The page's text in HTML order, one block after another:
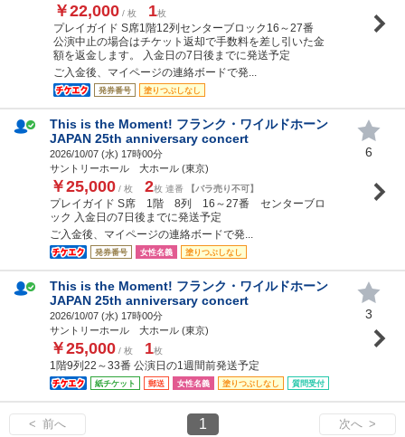
￥22,000 / 枚 1枚
プレイガイド S席1階12列センターブロック16～27番
公演中止の場合はチケット返却で手数料を差し引いた金
額を返金します。 入金日の7日後までに発送予定
ご入金後、マイページの連絡ボードで発...
発券番号 塗りつぶしなし
This is the Moment! フランク・ワイルドホーン
JAPAN 25th anniversary concert
2026/10/07 (水) 17時00分
サントリーホール 大ホール (東京)
￥25,000 / 枚 2枚 連番 【バラ売り不可】
プレイガイド S席 1階 8列 16～27番 センターブロ
ック 入金日の7日後までに発送予定
ご入金後、マイページの連絡ボードで発...
発券番号 女性名義 塗りつぶしなし
6
This is the Moment! フランク・ワイルドホーン
JAPAN 25th anniversary concert
2026/10/07 (水) 17時00分
サントリーホール 大ホール (東京)
￥25,000 / 枚 1枚
1階9列22～33番 公演日の1週間前発送予定
紙チケット 郵送 女性名義 塗りつぶしなし 質問受付
3
< 前へ 1 次へ >